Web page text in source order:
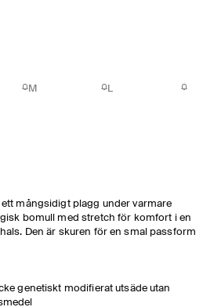
M L
mångsidigt plagg under varmare
bomull med stretch för komfort i en
Den är skuren för en smal passform
genetiskt modifierat utsäde utan